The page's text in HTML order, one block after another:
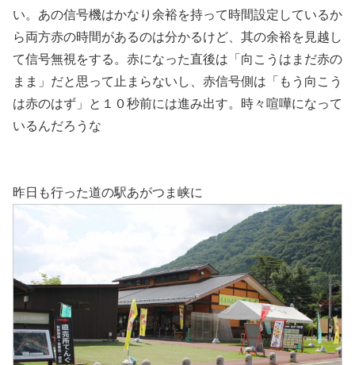
い。あの信号機はかなり余裕を持って時間設定しているか
ら両方赤の時間があるのは分かるけど、其の余裕を見越し
て信号無視をする。赤になった直後は「向こうはまだ赤の
まま」だと思って止まらないし、赤信号側は「もう向こう
は赤のはず」と１０秒前には進み出す。時々喧嘩になって
いるんだろうな
昨日も行った道の駅あがつま峡に